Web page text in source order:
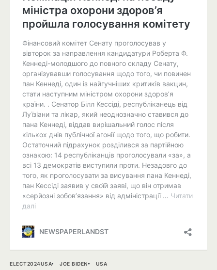
ELECT2024USA JOE BIDEN USA